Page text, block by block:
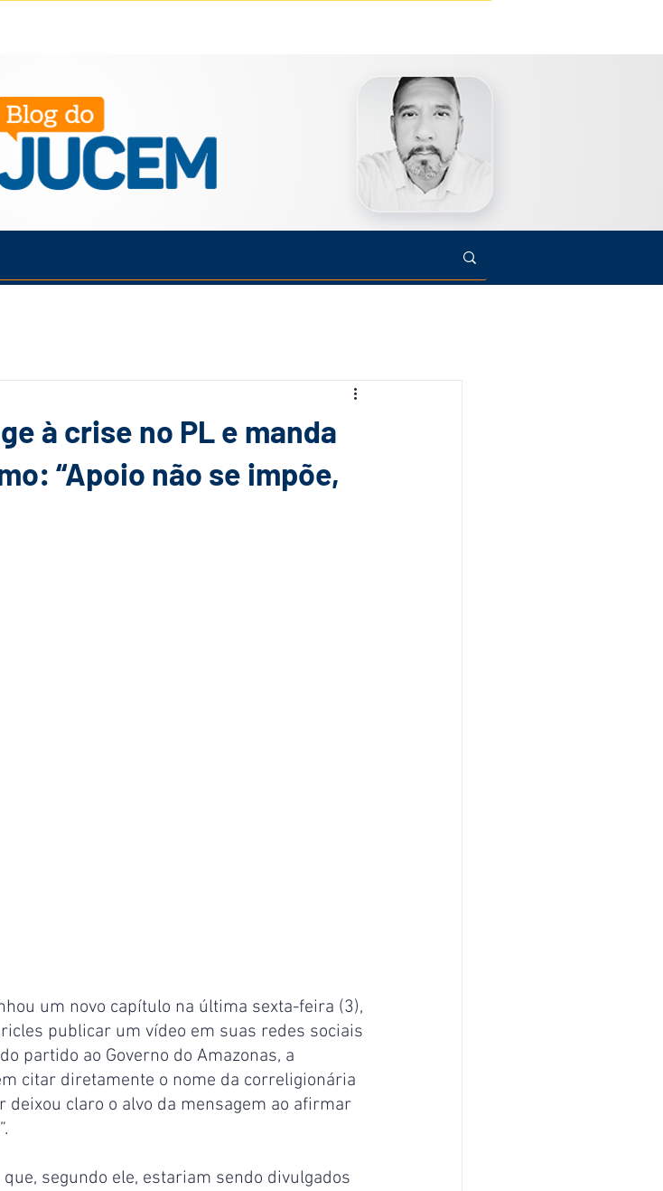
à crise no PL e manda
“Apoio não se impõe,
um novo capítulo na última sexta-feira (3),
publicar um vídeo em suas redes sociais
partido ao Governo do Amazonas, a
citar diretamente o nome da correligionária
deixou claro o alvo da mensagem ao afirmar
segundo ele, estariam sendo divulgados